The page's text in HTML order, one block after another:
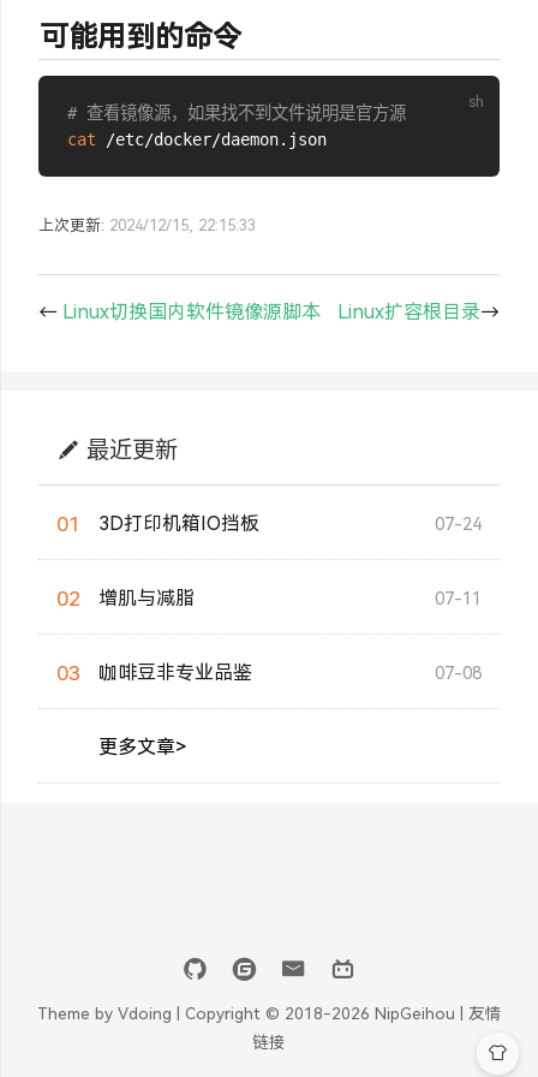
可能用到的命令
# 查看镜像源，如果找不到文件说明是官方源
cat
上次更新: 2024/12/15, 22:15:33
← Linux切换国内软件镜像源脚本 Linux扩容根目录→
最近更新
01 3D打印机箱IO挡板 07-24
02 增肌与减脂 07-11
03 咖啡豆非专业品鉴 07-08
更多文章>
Theme by Vdoing | Copyright © 2018-2026 NipGeihou | 友情
链接